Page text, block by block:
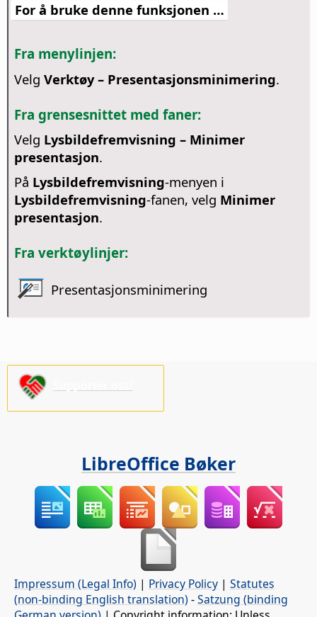
For å bruke denne funksjonen …
Fra menylinjen:
Velg Verktøy – Presentasjonsminimering.
Fra grensesnittet med faner:
Velg Lysbildefremvisning – Minimer
presentasjon.
På Lysbildefremvisning-menyen i
Lysbildefremvisning-fanen, velg Minimer
presentasjon.
Fra verktøylinjer:
Presentasjonsminimering
LibreOffice Bøker
Impressum (Legal Info) | Privacy Policy | Statutes
(non-binding English translation) -Satzung (binding